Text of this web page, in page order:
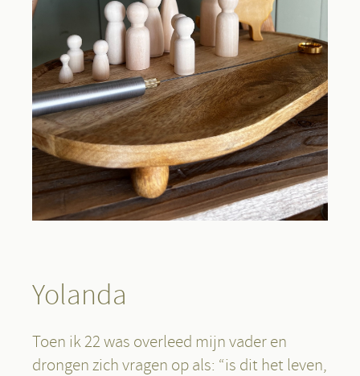
Yolanda
Toen ik 22 was overleed mijn vader en
drongen zich vragen op als: “is dit het leven,